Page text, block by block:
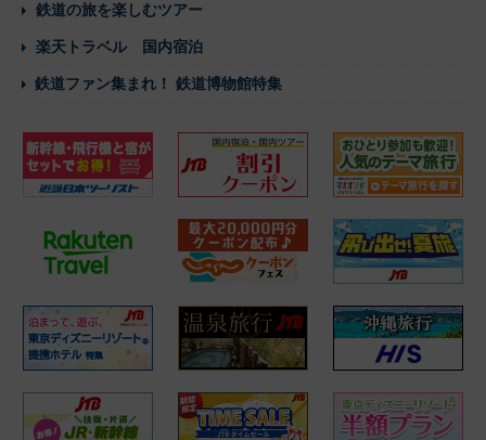
鉄道の旅を楽しむツアー
楽天トラベル 国内宿泊
鉄道ファン集まれ！ 鉄道博物館特集